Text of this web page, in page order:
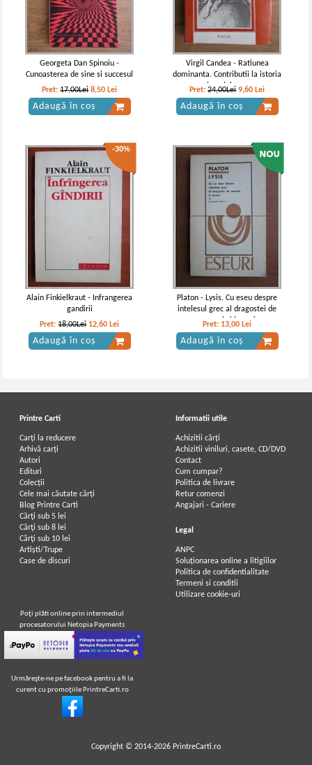
Georgeta Dan Spinoiu -
Cunoasterea de sine si succesul
Pret:17,00Lei 8,50 Lei
Adaugă în coș
Virgil Candea - Ratiunea
dominanta. Contributii la istoria
umanismului romanesc
Pret:24,00Lei 9,60 Lei
Adaugă în coș
-30%
Alain Finkielkraut - Infrangerea
gandirii
Pret:18,00Lei 12,60 Lei
Adaugă în coș
Platon - Lysis. Cu eseu despre
intelesul grec al dragostei de
oameni si lucruri
Pret: 13,00 Lei
Adaugă în coș
Printre Carti
Carți la reducere
Arhivă carți
Autori
Edituri
Colecții
Cele mai căutate cărți
Blog Printre Carti
Cărţi sub 5 lei
Cărţi sub 8 lei
Cărţi sub 10 lei
Artiști/Trupe
Case de discuri
Informatii utile
Achizitii cărți
Achizitii viniluri, casete, CD/DVD
Contact
Cum cumpar?
Politica de livrare
Retur comenzi
Angajari - Cariere
Legal
ANPC
Soluționarea online a litigiilor
Politica de confidentialitate
Termeni si conditii
Utilizare cookie-uri
Poţi plăti online prin intermediul
procesatorului Netopia Payments
Urmăreşte-ne pe facebook pentru a fi la
curent cu promoţiile PrintreCarti.ro
Copyright © 2014-2026 PrintreCarti.ro